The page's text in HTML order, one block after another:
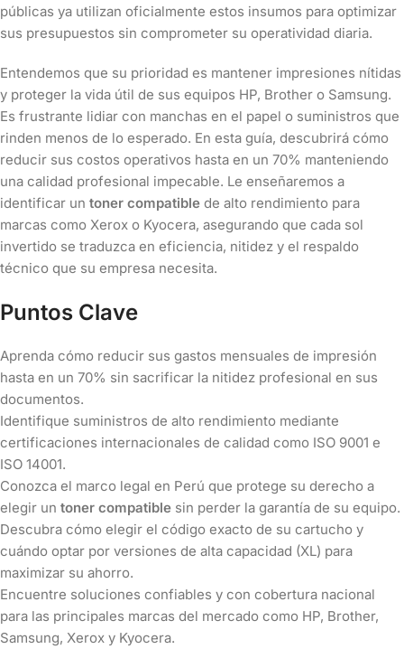
públicas ya utilizan oficialmente estos insumos para optimizar
sus presupuestos sin comprometer su operatividad diaria.
Entendemos que su prioridad es mantener impresiones nítidas
y proteger la vida útil de sus equipos HP, Brother o Samsung.
Es frustrante lidiar con manchas en el papel o suministros que
rinden menos de lo esperado. En esta guía, descubrirá cómo
reducir sus costos operativos hasta en un 70% manteniendo
una calidad profesional impecable. Le enseñaremos a
identificar un toner compatible de alto rendimiento para
marcas como Xerox o Kyocera, asegurando que cada sol
invertido se traduzca en eficiencia, nitidez y el respaldo
técnico que su empresa necesita.
Puntos Clave
Aprenda cómo reducir sus gastos mensuales de impresión
hasta en un 70% sin sacrificar la nitidez profesional en sus
documentos.
Identifique suministros de alto rendimiento mediante
certificaciones internacionales de calidad como ISO 9001 e
ISO 14001.
Conozca el marco legal en Perú que protege su derecho a
elegir un toner compatible sin perder la garantía de su equipo.
Descubra cómo elegir el código exacto de su cartucho y
cuándo optar por versiones de alta capacidad (XL) para
maximizar su ahorro.
Encuentre soluciones confiables y con cobertura nacional
para las principales marcas del mercado como HP, Brother,
Samsung, Xerox y Kyocera.